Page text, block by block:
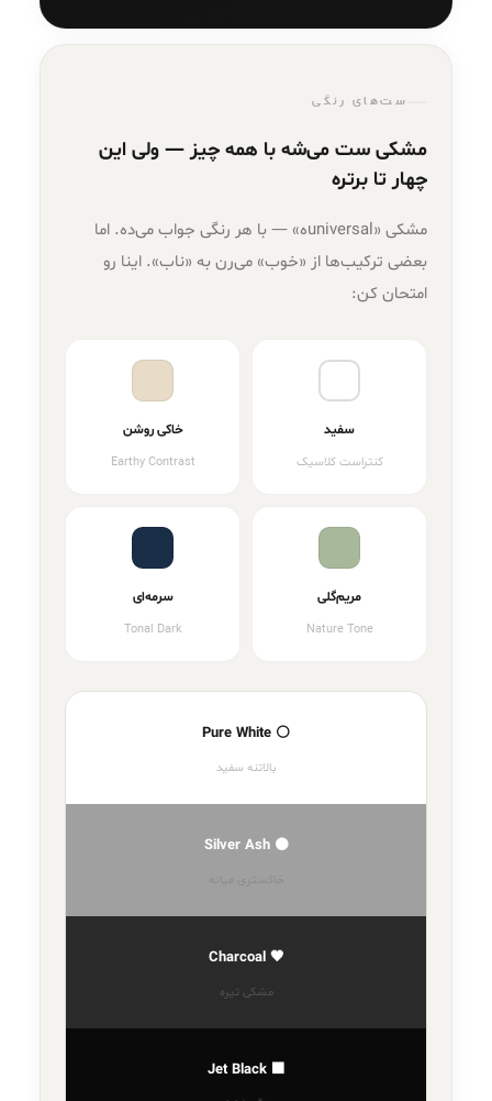
ست‌های رنگی
مشکی ست می‌شه با همه چیز — ولی این
چهار تا برتره
مشکی «universalه» — با هر رنگی جواب می‌ده. اما
بعضی ترکیب‌ها از «خوب» می‌رن به «ناب». اینا رو
امتحان کن:
سفید
کنتراست کلاسیک
خاکی روشن
Earthy Contrast
مریم‌گلی
Nature Tone
سرمه‌ای
Tonal Dark
⚪ Pure White
بالاتنه سفید
⚫ Silver Ash
🖤 Charcoal
مشکی تیره
⬛ Jet Black